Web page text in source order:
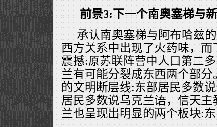
前景3:下一个南奥塞梯与
承认南奥塞梯与阿布哈兹
西方关系中出现了火药味，
震撼:原苏联阵营中人口第二
兰有可能分裂成东西两个部
的文明断层线:东部居民多数
居民多数说乌克兰语，信天
兰也呈现出明显的两个板块: